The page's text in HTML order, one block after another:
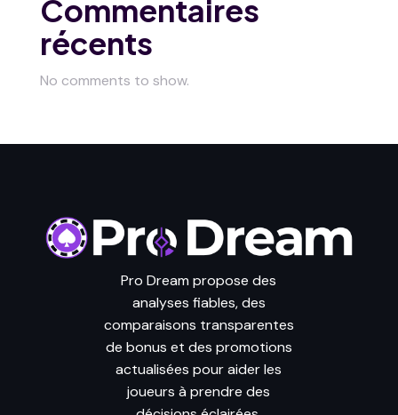
Commentaires
récents
No comments to show.
Pro Dream propose des
analyses fiables, des
comparaisons transparentes
de bonus et des promotions
actualisées pour aider les
joueurs à prendre des